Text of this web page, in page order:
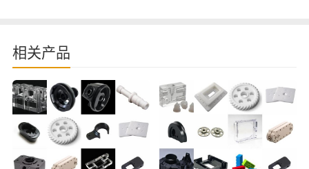
相关产品